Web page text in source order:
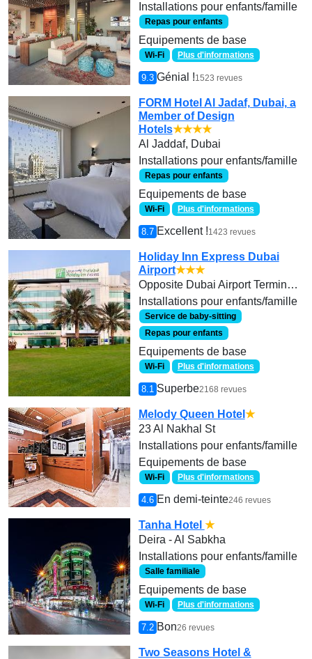
Installations pour enfants/famille
Repas pour enfants
Equipements de base
Wi-Fi Plus d'informations
9.3 Génial !1523 revues
FORM Hotel Al Jadaf, Dubai, a
Member of Design
Hotels★★★★
Al Jaddaf, Dubai
Installations pour enfants/famille
Repas pour enfants
Equipements de base
Wi-Fi Plus d'informations
8.7 Excellent !1423 revues
Holiday Inn Express Dubai
Airport★★★
Opposite Dubai Airport Terminal 3,
Installations pour enfants/famille
Service de baby-sitting
Repas pour enfants
Equipements de base
Wi-Fi Plus d'informations
8.1 Superbe2168 revues
Melody Queen Hotel ★
23 Al Nakhal St
Installations pour enfants/famille
Equipements de base
Wi-Fi Plus d'informations
4.6 En demi-teinte246 revues
Tanha Hotel ★
Deira - Al Sabkha
Installations pour enfants/famille
Salle familiale
Equipements de base
Wi-Fi Plus d'informations
7.2 Bon26 revues
Two Seasons Hotel &